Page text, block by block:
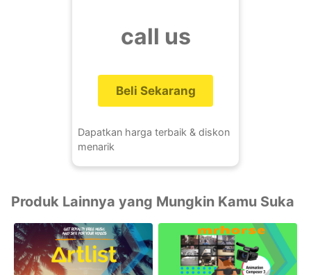
call us
Beli Sekarang
Dapatkan harga terbaik & diskon
menarik
Produk Lainnya yang Mungkin Kamu Suka